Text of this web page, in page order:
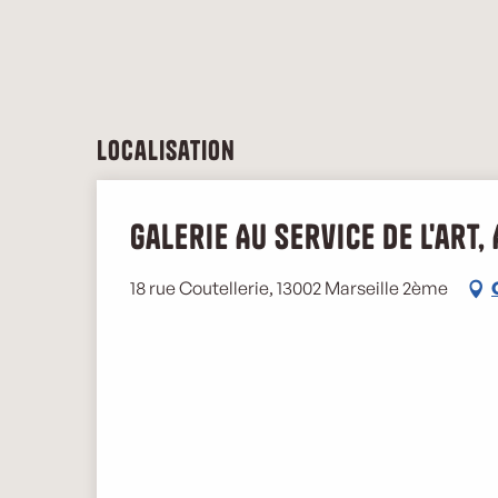
Localisation
Galerie Au service de l'art,
18 rue Coutellerie, 13002 Marseille 2ème